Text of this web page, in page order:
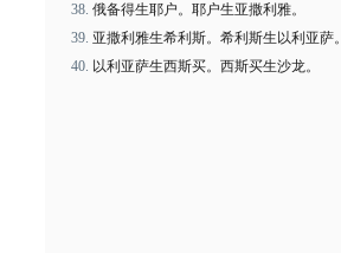
俄备得生耶户。耶户生亚撒利雅。
亚撒利雅生希利斯。希利斯生以利亚萨。
以利亚萨生西斯买。西斯买生沙龙。